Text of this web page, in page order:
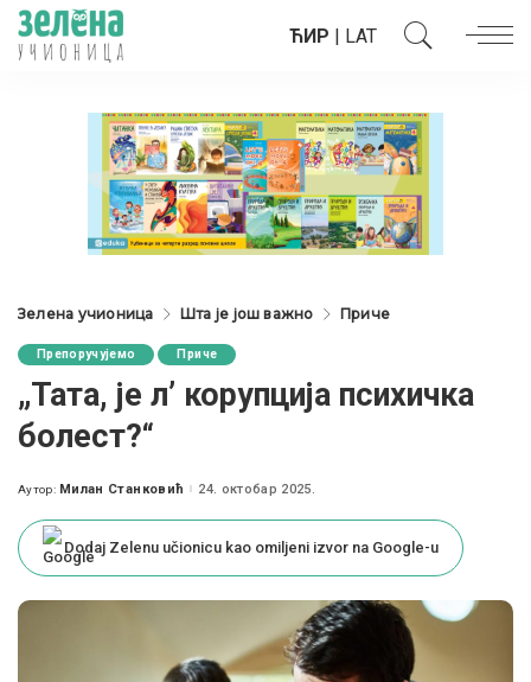
ЋИР | LAT
Зелена учионица Шта је још важно Приче
Препоручујемо Приче
„Тата, је л’ корупција психичка
болест?“
Posted
Аутор: Милан Станковић 24. октобар 2025.
Dodaj Zelenu učionicu kao omiljeni izvor na Google-u